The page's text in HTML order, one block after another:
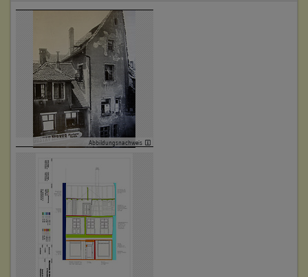
(1850 - 1900)
In der 2. Hälfte 19. Jh. (a, s) Errichtung des zweigeschossigen
Seitenflügels im direkten Anschluss an den Seitenflügel
Marktstätte 20 entlang der westlichen Brandwand bis ca. 2
Meter vor die Südwand des Vorderhauses Münzgasse 11.
Betroffene Gebäudeteile:
Anbau
4. Bauphase:
(1900)
Erneuerung der Straßenfassade (unter Beibehaltung des
Wegerechts für Münzgasse 13 mit Durchgang in der
westlichen Achse EG) und Ausbau des Dachgeschosses zu
Wohnzwecken.
Abbildungsnachweis